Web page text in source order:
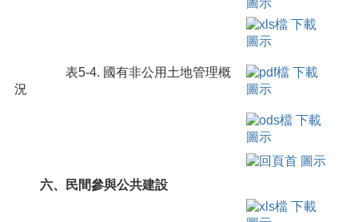
表5-4. 國有非公用土地管理概
況
六、民間參與公共建設